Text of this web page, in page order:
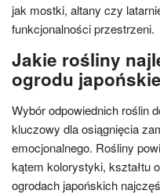
jak mostki, altany czy
funkcjonalności przestrzeni.
Jakie rośliny
ogrodu
Wybór odpowiednich roślin
kluczowy dla osiągnięcia
emocjonalnego. Rośliny
kątem kolorystyki, kształtu
ogrodach japońskich